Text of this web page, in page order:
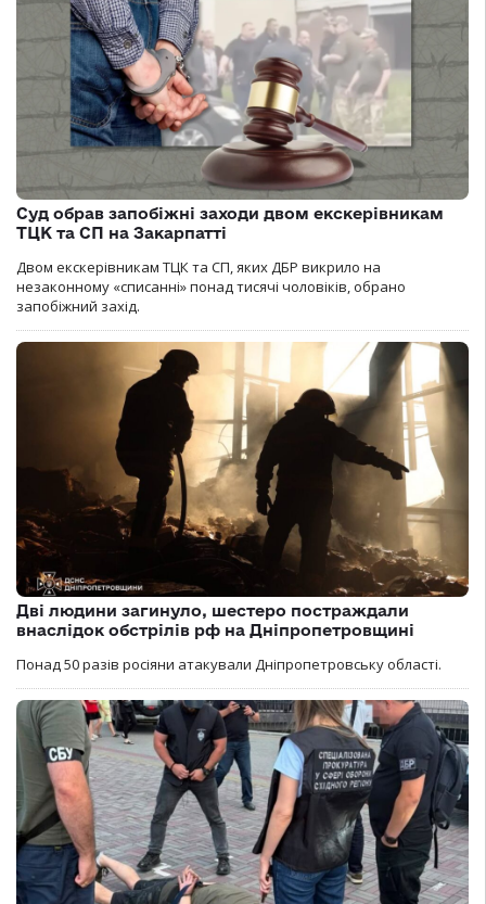
Суд обрав запобіжні заходи двом екскерівникам
ТЦК та СП на Закарпатті
Двом екскерівникам ТЦК та СП, яких ДБР викрило на
незаконному «списанні» понад тисячі чоловіків, обрано
запобіжний захід.
Дві людини загинуло, шестеро постраждали
внаслідок обстрілів рф на Дніпропетровщині
Понад 50 разів росіяни атакували Дніпропетровську області.